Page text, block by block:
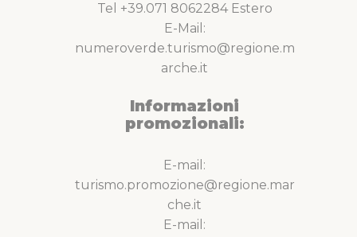
Tel +39.071 8062284 Estero
E-Mail:
numeroverde.turismo@regione.m
arche.it
Informazioni
promozionali:
E-mail:
turismo.promozione@regione.mar
che.it
E-mail: